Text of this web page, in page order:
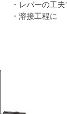
レバーの工夫
・溶接工程に